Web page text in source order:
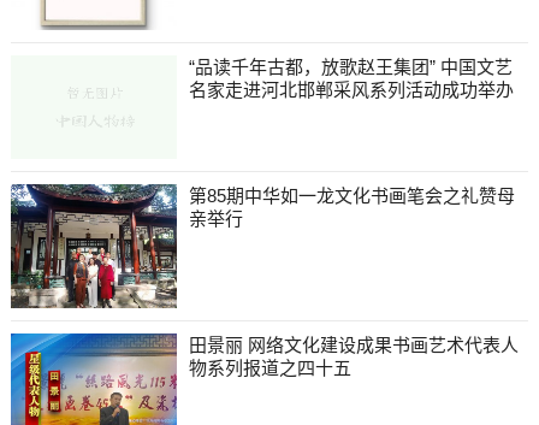
“品读千年古都，放歌赵王集团” 中国文艺
名家走进河北邯郸采风系列活动成功举办
第85期中华如一龙文化书画笔会之礼赞母
亲举行
田景丽 网络文化建设成果书画艺术代表人
物系列报道之四十五